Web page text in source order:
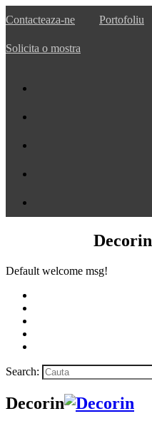
Contacteaza-ne Portofoliu
Solicita o mostra
Decorin
Default welcome msg!
Search:
Decorin